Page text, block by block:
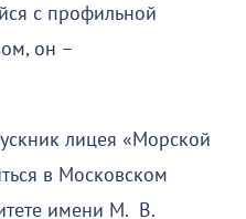
с профильной
он –
лицея «Морской
в Московском
имени М. В.